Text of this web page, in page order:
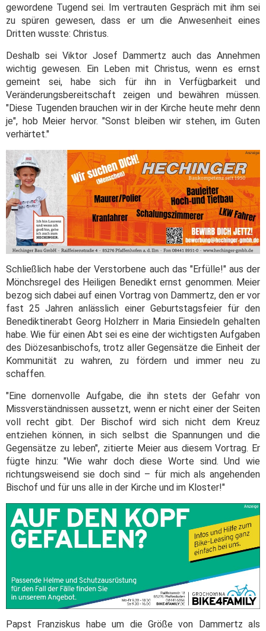
gewordene Tugend sei. Im vertrauten Gespräch mit ihm sei
zu spüren gewesen, dass er um die Anwesenheit eines
Dritten wusste: Christus.
Deshalb sei Viktor Josef Dammertz auch das Annehmen
wichtig gewesen. Ein Leben mit Christus, wenn es ernst
gemeint sei, habe sich für ihn in Verfügbarkeit und
Veränderungsbereitschaft zeigen und bewähren müssen.
"Diese Tugenden brauchen wir in der Kirche heute mehr denn
je", hob Meier hervor. "Sonst bleiben wir stehen, im Guten
verhärtet."
Schließlich habe der Verstorbene auch das "Erfülle!" aus der
Mönchsregel des Heiligen Benedikt ernst genommen. Meier
bezog sich dabei auf einen Vortrag von Dammertz, den er vor
fast 25 Jahren anlässlich einer Geburtstagsfeier für den
Benediktinerabt Georg Holzherr in Maria Einsiedeln gehalten
habe. Wie für einen Abt sei es eine der wichtigsten Aufgaben
des Diözesanbischofs, trotz aller Gegensätze die Einheit der
Kommunität zu wahren, zu fördern und immer neu zu
schaffen.
"Eine dornenvolle Aufgabe, die ihn stets der Gefahr von
Missverständnissen aussetzt, wenn er nicht einer der Seiten
voll recht gibt. Der Bischof wird sich nicht dem Kreuz
entziehen können, in sich selbst die Spannungen und die
Gegensätze zu leben", zitierte Meier aus diesem Vortrag. Er
fügte hinzu: "Wie wahr doch diese Worte sind. Und wie
richtungsweisend sie doch sind – für mich als angehenden
Bischof und für uns alle in der Kirche und im Kloster!"
Papst Franziskus habe um die Größe von Dammertz als